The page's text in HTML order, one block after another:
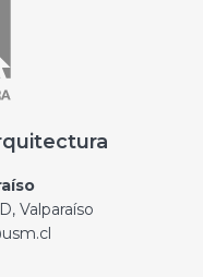
Valparaíso